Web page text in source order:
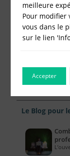
Le Blog pour
meilleure
Pour modifier
vous dans le
sur le lien
Accepter